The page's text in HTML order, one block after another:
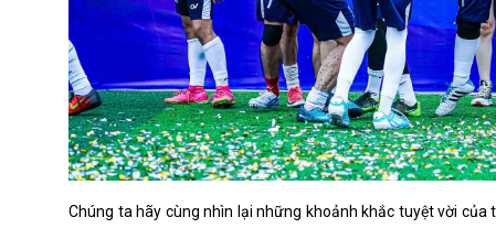
Chúng ta hãy cùng nhìn lại những khoảnh khắc tuyệt vời